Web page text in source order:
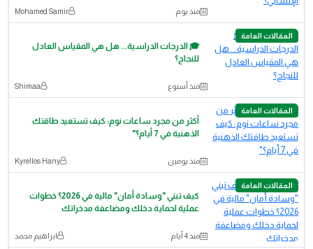
منذ يوم Mohamed Samir
المقالات العامة
🎓 الدرجات الدراسية... هل هي المقياس العادل
للنجاح؟
منذ أسبوع Shimaa
المقالات العامة
أكثر من مجرد ساعات نوم: كيف تستعيد طاقتك
الذهنية في 7 أيام؟"
منذ يومين Kyrellos Hany
المقالات العامة
كيف تبني "وسادة أمان" مالية في 2026؟ خطوات
عملية لحماية دخلك ومضاعفة مدخراتك
منذ 4 أيام ابراهيم محمد